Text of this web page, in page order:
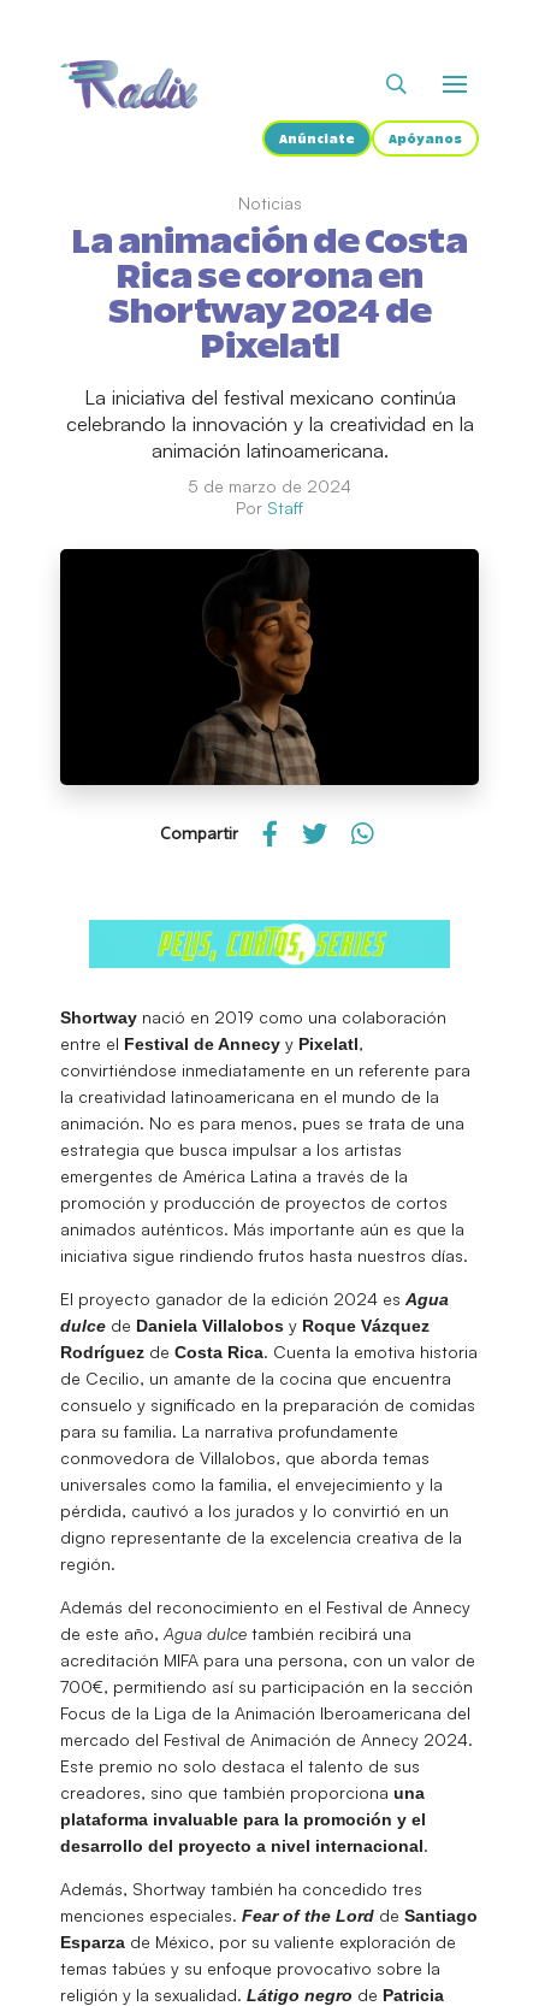
Anúnciate Apóyanos
Noticias
La animación de Costa
Rica se corona en
Shortway 2024 de
Pixelatl
La iniciativa del festival mexicano continúa
celebrando la innovación y la creatividad en la
animación latinoamericana.
5 de marzo de 2024
Por Staff
Compartir
Shortway nació en 2019 como una colaboración
entre el Festival de Annecy y Pixelatl,
convirtiéndose inmediatamente en un referente para
la creatividad latinoamericana en el mundo de la
animación. No es para menos, pues se trata de una
estrategia que busca impulsar a los artistas
emergentes de América Latina a través de la
promoción y producción de proyectos de cortos
animados auténticos. Más importante aún es que la
iniciativa sigue rindiendo frutos hasta nuestros días.
El proyecto ganador de la edición 2024 es Agua
dulce de Daniela Villalobos y Roque Vázquez
Rodríguez de Costa Rica. Cuenta la emotiva historia
de Cecilio, un amante de la cocina que encuentra
consuelo y significado en la preparación de comidas
para su familia. La narrativa profundamente
conmovedora de Villalobos, que aborda temas
universales como la familia, el envejecimiento y la
pérdida, cautivó a los jurados y lo convirtió en un
digno representante de la excelencia creativa de la
región.
Además del reconocimiento en el Festival de Annecy
de este año, Agua dulce también recibirá una
acreditación MIFA para una persona, con un valor de
700€, permitiendo así su participación en la sección
Focus de la Liga de la Animación Iberoamericana del
mercado del Festival de Animación de Annecy 2024.
Este premio no solo destaca el talento de sus
creadores, sino que también proporciona una
plataforma invaluable para la promoción y el
desarrollo del proyecto a nivel internacional.
Además, Shortway también ha concedido tres
menciones especiales. Fear of the Lord de Santiago
Esparza de México, por su valiente exploración de
temas tabúes y su enfoque provocativo sobre la
religión y la sexualidad. Látigo negro de Patricia